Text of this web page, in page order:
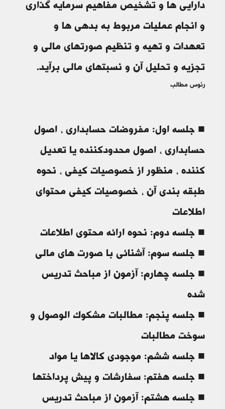
دارايي ها و تشخيص مفاهيم سرمايه گذاري
و انجام عمليات مربوط به بدهي ها و
تعهدات و تهيه و تنظيم صورتهاي مالي و
تجزيه و تحليل آن و نسبتهاي مالي برآيد.
رئوس مطالب
■ جلسه اول: مفروضات حسابداری ، اصول
حسابداری ، اصول محدودکننده یا تعدیل
کننده ، منظور از خصوصیات کیفی ، نحوه
طبقه بندی آن ، خصوصیات کیفی محتوای
اطلاعات
■ جلسه دوم: نحوه ارائه محتوی اطلاعات
■ جلسه سوم: آشنائی با صورت های مالی
■ جلسه چهارم: آزمون از مباحث تدریس
شده
■ جلسه پنجم: مطالبات مشکوک الوصول و
سوخت مطالبات
■ جلسه ششم: موجودی کالاها یا مواد
■ جلسه هفتم: سفارشات و پیش پرداختها
■ جلسه هشتم: آزمون از مباحث تدریس